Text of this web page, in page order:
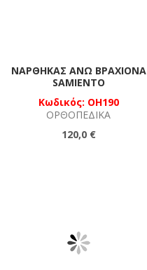
ΝΆΡΘΗΚΑΣ ΆΝΩ ΒΡΑΧΊΟΝΑ
SAMIENTO
Κωδικός: OH190
ΟΡΘΟΠΕΔΙΚΆ
120,0 €